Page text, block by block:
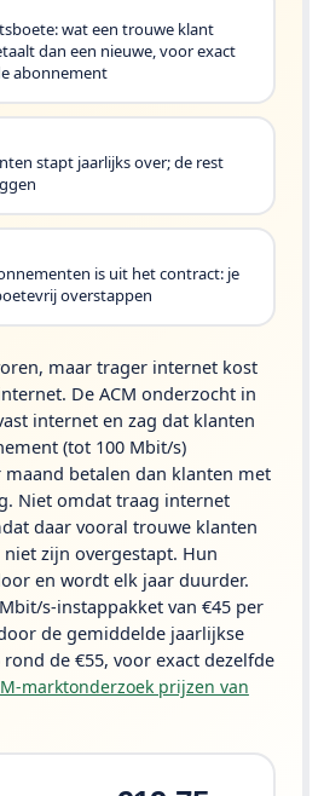
wat een trouwe klant
dan een nieuwe, voor exact
abonnement
stapt jaarlijks over; de rest
is uit het contract: je
overstappen
maar trager internet kost
De ACM onderzocht in
internet en zag dat klanten
(tot 100 Mbit/s)
betalen dan klanten met
Niet omdat traag internet
daar vooral trouwe klanten
zijn overgestapt. Hun
en wordt elk jaar duurder.
s-instappakket van €45 per
de gemiddelde jaarlijkse
de €55, voor exact dezelfde
marktonderzoek prijzen van